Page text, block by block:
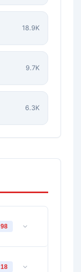
18.9K
9.7K
6.3K
98
18